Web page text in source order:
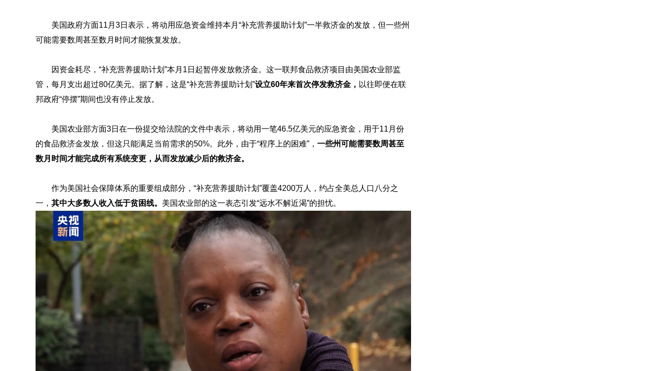
美国政府方面11月3日表示，将动用应急资金维持本月“补充营养援助计划”一半救济金的发放，但一些州
可能需要数周甚至数月时间才能恢复发放。
因资金耗尽，“补充营养援助计划”本月1日起暂停发放救济金。这一联邦食品救济项目由美国农业部监
管，每月支出超过80亿美元。据了解，这是“补充营养援助计划”设立60年来首次停发救济金， 以往即便在联
邦政府“停摆”期间也没有停止发放。
美国农业部方面3日在一份提交给法院的文件中表示，将动用一笔46.5亿美元的应急资金，用于11月份
的食品救济金发放，但这只能满足当前需求的50%。此外，由于“程序上的困难”， 一些州可能需要数周甚至
数月时间才能完成所有系统变更，从而发放减少后的救济金。
作为美国社会保障体系的重要组成部分，“补充营养援助计划”覆盖4200万人，约占全美总人口八分之
一， 其中大多数人收入低于贫困线。 美国农业部的这一表态引发“远水不解近渴”的担忧。